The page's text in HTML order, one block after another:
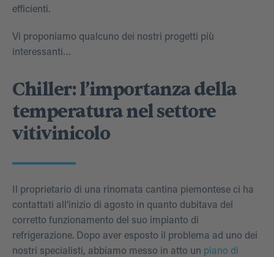
efficienti.
Vi proponiamo qualcuno dei nostri progetti più
interessanti…
Chiller: l’importanza della
temperatura nel settore
vitivinicolo
Il proprietario di una rinomata cantina piemontese ci ha
contattati all’inizio di agosto in quanto dubitava del
corretto funzionamento del suo impianto di
refrigerazione. Dopo aver esposto il problema ad uno dei
nostri specialisti, abbiamo messo in atto un piano di